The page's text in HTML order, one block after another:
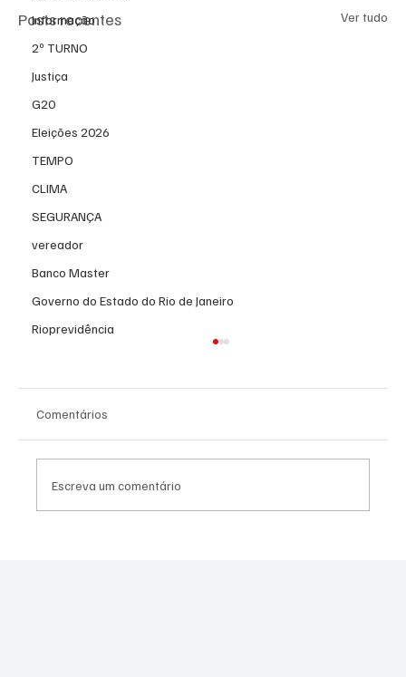
Informação
2º TURNO
Justiça
G20
Eleições 2026
TEMPO
CLIMA
SEGURANÇA
vereador
Banco Master
Governo do Estado do Rio de Janeiro
Rioprevidência
Posts recentes Ver tudo
Comentários
Escreva um comentário